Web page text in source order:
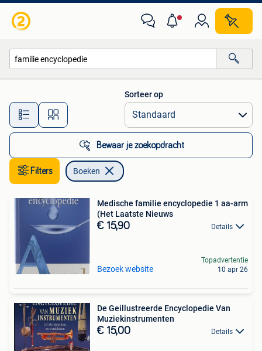
Alle afstanden…
Sorteer op
Bewaar je zoekopdracht
Filters Boeken
Medische familie encyclopedie 1 aa-arm
(Het Laatste Nieuws
€ 15,90 Details
Bezoek website
Topadvertentie
10 apr 26
De Geillustreerde Encyclopedie Van
Muziekinstrumenten
€ 15,00 Details